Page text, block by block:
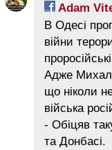
Adam
В Одесі
війни
Адже
що ніколи
війська
- Обіцяв
та Донбасі.